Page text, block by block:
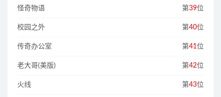
怪奇物语 第39位
校园之外 第40位
传奇办公室 第41位
老大哥(美版) 第42位
火线 第43位